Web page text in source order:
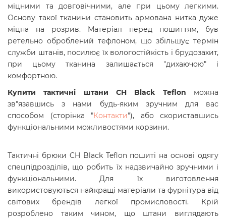
міцними та довговічними, але при цьому легкими.
Основу такої тканини становить армована нитка дуже
міцна на розрив. Матеріал перед пошиттям, був
ретельно оброблений тефлоном, що збільшує термін
служби штанів, посилює їх вологостійкість і брудозахит,
при цьому тканина залишається "дихаючою" і
комфортною.
Купити тактичні штани CH Black Teflon можна
зв"язавшись з нами будь-яким зручним для вас
способом (сторінка "Контакти"), або скориставшись
функціональними можливостями корзини.
Тактичні брюки CH Black Teflon пошиті на основі одягу
спецпідрозділів, що робить їх надзвичайно зручними і
функціональними. Для їх виготовлення
використовуються найкращі матеріали та фурнітура від
світових брендів легкої промисловості. Крій
розроблено таким чином, що штани виглядають